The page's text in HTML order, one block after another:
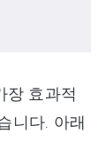
장 효과적
니다. 아래